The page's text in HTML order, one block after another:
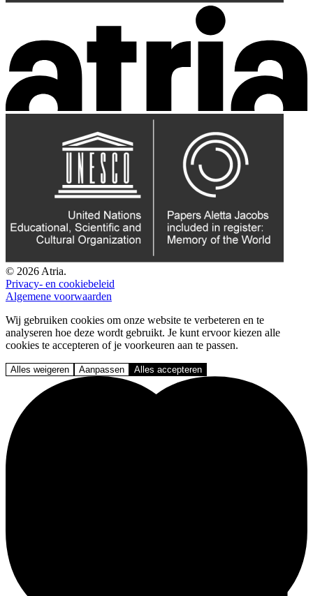
© 2026 Atria.
Privacy- en cookiebeleid
Algemene voorwaarden
Wij gebruiken cookies om onze website te verbeteren en te
analyseren hoe deze wordt gebruikt. Je kunt ervoor kiezen alle
cookies te accepteren of je voorkeuren aan te passen.
Alles weigeren Aanpassen Alles accepteren